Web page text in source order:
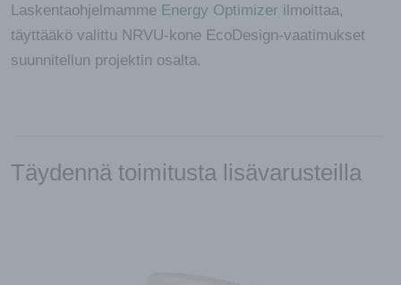
Laskentaohjelmamme Energy Optimizer ilmoittaa,
täyttääkö valittu NRVU-kone EcoDesign-vaatimukset
suunnitellun projektin osalta.
Täydennä toimitusta lisävarusteilla